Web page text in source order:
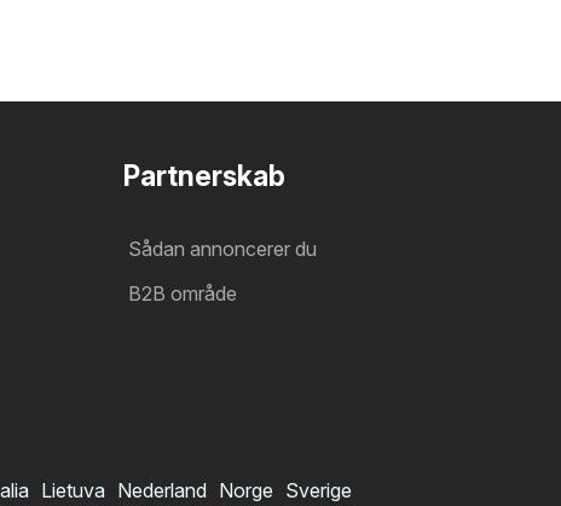
Partnerskab
Sådan annoncerer du
B2B område
Lietuva Nederland Norge Sverige